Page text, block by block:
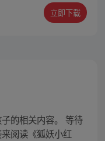
，成为叱咤风云的
：534222491）
立即下载
的相关内容。 等待
阅读《狐妖小红